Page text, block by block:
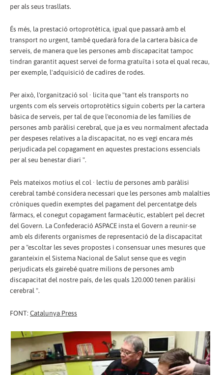
per als seus trasllats.
És més, la prestació ortoprotètica, igual que passarà amb el
transport no urgent, també quedarà fora de la cartera bàsica de
serveis, de manera que les persones amb discapacitat tampoc
tindran garantit aquest servei de forma gratuïta i sota el qual recau,
per exemple, l'adquisició de cadires de rodes.
Per això, l'organització sol · licita que "tant els transports no
urgents com els serveis ortoprotètics siguin coberts per la cartera
bàsica de serveis, per tal de que l'economia de les famílies de
persones amb paràlisi cerebral, que ja es veu normalment afectada
per despeses relatives a la discapacitat, no es vegi encara més
perjudicada pel copagament en aquestes prestacions essencials
per al seu benestar diari ".
Pels mateixos motius el col · lectiu de persones amb paràlisi
cerebral també considera necessari que les persones amb malalties
cròniques quedin exemptes del pagament del percentatge dels
fàrmacs, el conegut copagament farmacèutic, establert pel decret
del Govern. La Confederació ASPACE insta el Govern a reunir-se
amb els diferents organismes de representació de la discapacitat
per a "escoltar les seves propostes i consensuar unes mesures que
garanteixin el Sistema Nacional de Salut sense que es vegin
perjudicats els gairebé quatre milions de persones amb
discapacitat del nostre país, de les quals 120.000 tenen paràlisi
cerebral ".
FONT: Catalunya Press